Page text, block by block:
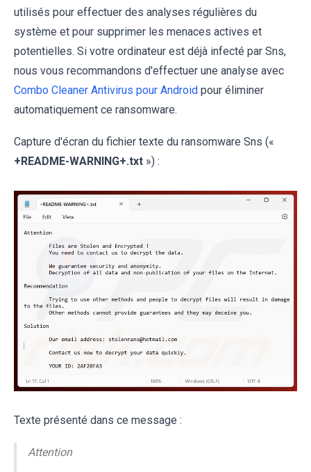
utilisés pour effectuer des analyses régulières du
système et pour supprimer les menaces actives et
potentielles. Si votre ordinateur est déjà infecté par Sns,
nous vous recommandons d'effectuer une analyse avec
Combo Cleaner Antivirus pour Android pour éliminer
automatiquement ce ransomware.
Capture d'écran du fichier texte du ransomware Sns («
+README-WARNING+.txt ») :
Texte présenté dans ce message :
Attention